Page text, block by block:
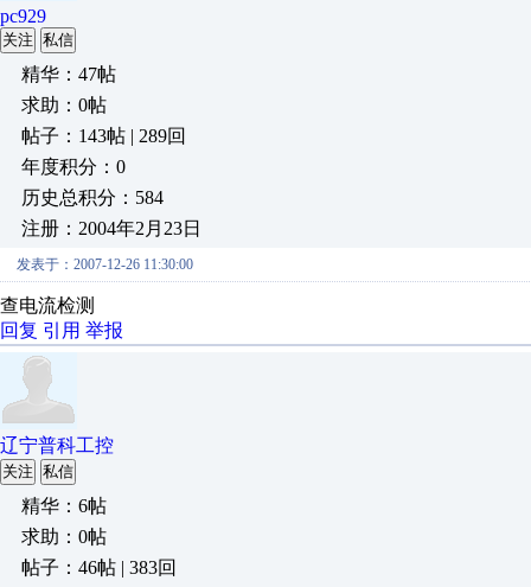
pc929
关注 私信
精华：47帖
求助：0帖
帖子：143帖 | 289回
年度积分：0
历史总积分：584
注册：2004年2月23日
发表于：2007-12-26 11:30:00
查电流检测
回复 引用 举报
辽宁普科工控
关注 私信
精华：6帖
求助：0帖
帖子：46帖 | 383回